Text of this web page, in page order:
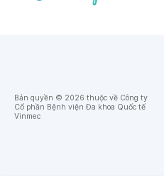
Bản quyền © 2026 thuộc về Công ty
Cổ phần Bệnh viện Đa khoa Quốc tế
Vinmec